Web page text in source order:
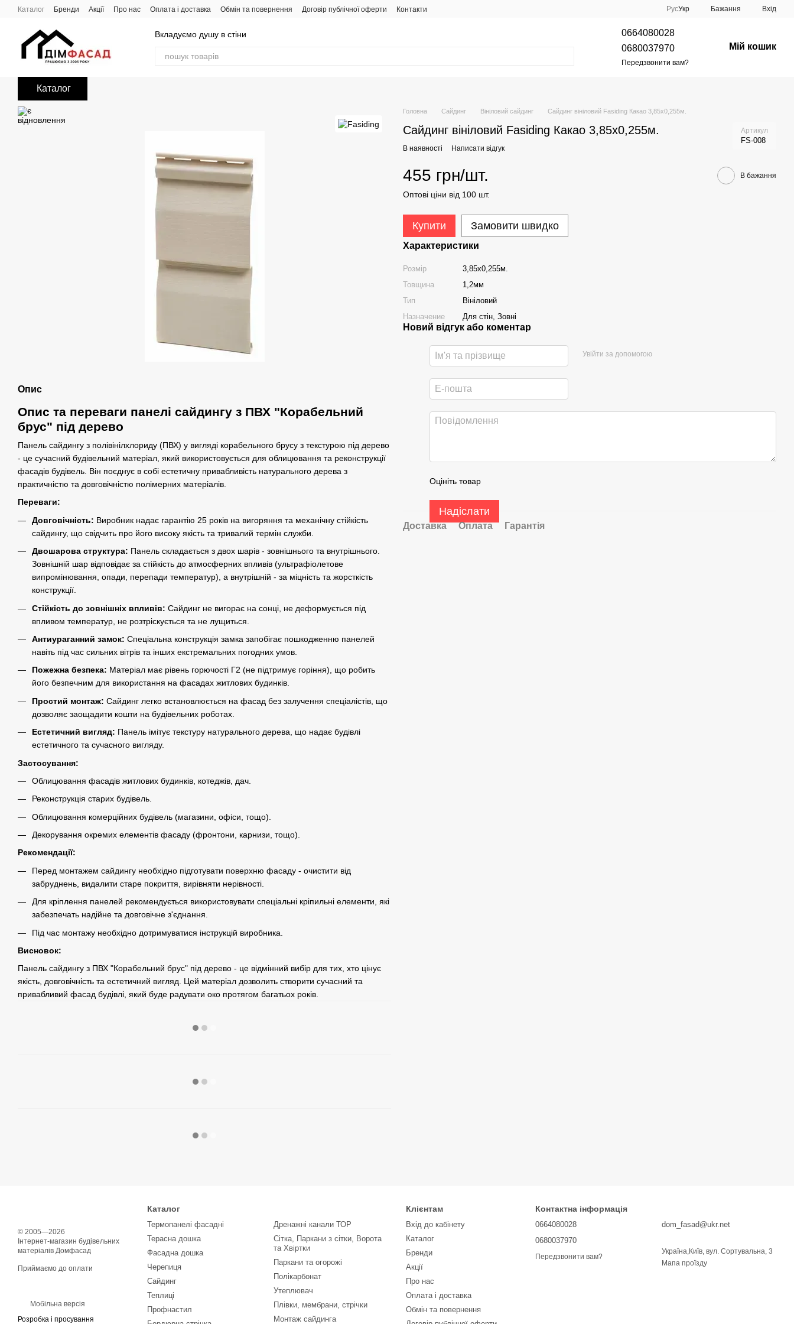
Перейти до основного контенту
Каталог Бренди Акції Про нас Оплата і доставка Обмін та повернення Договір публічної оферти Контакти РусУкр Бажання Вхід
Вкладуємо душу в стіни
0664080028
0680037970
Передзвонити вам?
Мій кошик
Каталог
Опис
Опис та переваги панелі сайдингу з ПВХ "Корабельний
брус" під дерево
Панель сайдингу з полівінілхлориду (ПВХ) у вигляді корабельного брусу з текстурою під дерево
- це сучасний будівельний матеріал, який використовується для облицювання та реконструкції
фасадів будівель. Він поєднує в собі естетичну привабливість натурального дерева з
практичністю та довговічністю полімерних матеріалів.
Переваги:
Довговічність: Виробник надає гарантію 25 років на вигоряння та механічну стійкість
сайдингу, що свідчить про його високу якість та тривалий термін служби.
Двошарова структура: Панель складається з двох шарів - зовнішнього та внутрішнього.
Зовнішній шар відповідає за стійкість до атмосферних впливів (ультрафіолетове
випромінювання, опади, перепади температур), а внутрішній - за міцність та жорсткість
конструкції.
Стійкість до зовнішніх впливів: Сайдинг не вигорає на сонці, не деформується під
впливом температур, не розтріскується та не лущиться.
Антиураганний замок: Спеціальна конструкція замка запобігає пошкодженню панелей
навіть під час сильних вітрів та інших екстремальних погодних умов.
Пожежна безпека: Матеріал має рівень горючості Г2 (не підтримує горіння), що робить
його безпечним для використання на фасадах житлових будинків.
Простий монтаж: Сайдинг легко встановлюється на фасад без залучення спеціалістів, що
дозволяє заощадити кошти на будівельних роботах.
Естетичний вигляд: Панель імітує текстуру натурального дерева, що надає будівлі
естетичного та сучасного вигляду.
Застосування:
Облицювання фасадів житлових будинків, котеджів, дач.
Реконструкція старих будівель.
Облицювання комерційних будівель (магазини, офіси, тощо).
Декорування окремих елементів фасаду (фронтони, карнизи, тощо).
Рекомендації:
Перед монтажем сайдингу необхідно підготувати поверхню фасаду - очистити від
забруднень, видалити старе покриття, вирівняти нерівності.
Для кріплення панелей рекомендується використовувати спеціальні кріпильні елементи, які
забезпечать надійне та довговічне з'єднання.
Під час монтажу необхідно дотримуватися інструкцій виробника.
Висновок:
Панель сайдингу з ПВХ "Корабельний брус" під дерево - це відмінний вибір для тих, хто цінує
якість, довговічність та естетичний вигляд. Цей матеріал дозволить створити сучасний та
привабливий фасад будівлі, який буде радувати око протягом багатьох років.
Головна Сайдинг Вініловий сайдинг Сайдинг вініловий Fasiding Какао 3,85х0,255м.
Сайдинг вініловий Fasiding Какао 3,85х0,255м. Артикул
FS-008
В наявності Написати відгук
455 грн/шт. В бажання
Оптові ціни від 100 шт.
Купити Замовити швидко
Характеристики
Розмір
3,85х0,255м.
Товщина
1,2мм
Тип
Вініловий
Назначение
Для стін, Зовні
Новий відгук або коментар
Увійти за допомогою
Оцініть товар
Надіслати
Доставка Оплата Гарантія
© 2005—2026
Інтернет-магазин будівельних
матеріалів Домфасад
Приймаємо до оплати
Мобільна версія
Розробка і просування
Каталог
Термопанелі фасадні
Терасна дошка
Фасадна дошка
Черепиця
Сайдинг
Теплиці
Профнастил
Дренажні канали ТОР
Сітка, Паркани з сітки, Ворота
та Хвіртки
Паркани та огорожі
Полікарбонат
Утеплювач
Плівки, мембрани, стрічки
Монтаж сайдинга
Клієнтам
Вхід до кабінету
Каталог
Бренди
Акції
Про нас
Оплата і доставка
Обмін та повернення
Контактна інформація
0664080028
0680037970
Передзвонити вам?
dom_fasad@ukr.net
Україна,Київ, вул. Сортувальна, 3
Мапа проїзду